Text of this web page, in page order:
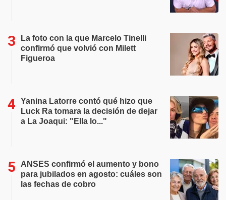
La foto con la que Marcelo Tinelli
confirmó que volvió con Milett
Figueroa
Yanina Latorre contó qué hizo que
Luck Ra tomara la decisión de dejar
a La Joaqui: "Ella lo..."
ANSES confirmó el aumento y bono
para jubilados en agosto: cuáles son
las fechas de cobro